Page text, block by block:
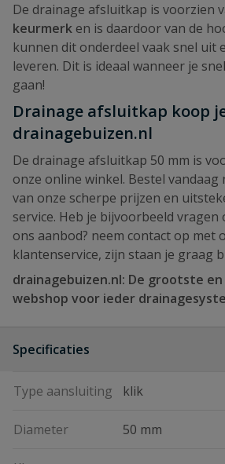
De drainage afsluitkap is voorzien
keurmerk en is daardoor van de
kunnen dit onderdeel vaak snel uit
leveren. Dit is ideaal wanneer je
gaan!
Drainage afsluitkap koop
drainagebuizen.nl
De drainage afsluitkap 50 mm is
onze online winkel. Bestel
van onze scherpe prijzen en
service. Heb je bijvoorbeeld
ons aanbod? neem contact op met
klantenservice, zijn staan je graag
drainagebuizen.nl: De grootste
webshop voor ieder
Specificaties
Type aansluiting klik
Diameter 50 mm